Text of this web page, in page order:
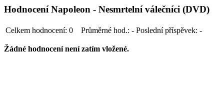
Hodnocení Napoleon - Nesmrtelní válečníci (DVD)
Celkem hodnocení: 0 Průměrné hod.: - Poslední příspěvek: -
Žádné hodnocení není zatím vložené.